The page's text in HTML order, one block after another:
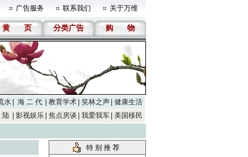
广告服务 联系我们 关于万维
黄 页 分类广告 购 物
水 海 二 代 教育学术 笑林之声 健康生活
陆 影视娱乐 焦点房谈 我爱我车 美国移民
特 别 推 荐